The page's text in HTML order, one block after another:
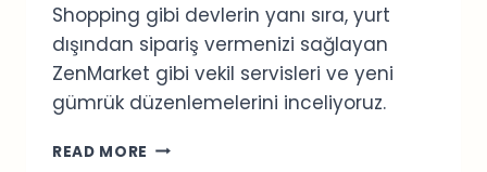
Shopping gibi devlerin yanı sıra, yurt
dışından sipariş vermenizi sağlayan
ZenMarket gibi vekil servisleri ve yeni
gümrük düzenlemelerini inceliyoruz.
READ MORE JAPONYA